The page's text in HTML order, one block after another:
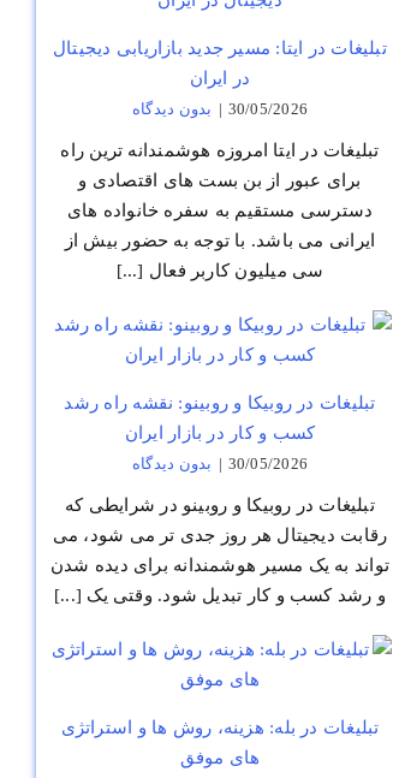
تبلیغات در ایتا: مسیر جدید بازاریابی دیجیتال
در ایران
30/05/2026
| بدون ديدگاه
تبلیغات در ایتا امروزه هوشمندانه ترین راه
برای عبور از بن بست های اقتصادی و
دسترسی مستقیم به سفره خانواده های
ایرانی می باشد. با توجه به حضور بیش از
سی میلیون کاربر فعال [...]
تبلیغات در روبیکا و روبینو: نقشه راه رشد
کسب و کار در بازار ایران
30/05/2026
| بدون ديدگاه
تبلیغات در روبیکا و روبینو در شرایطی که
رقابت دیجیتال هر روز جدی تر می شود، می
تواند به یک مسیر هوشمندانه برای دیده شدن
و رشد کسب و کار تبدیل شود. وقتی یک [...]
تبلیغات در بله: هزینه، روش ها و استراتژی
های موفق